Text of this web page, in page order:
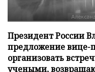
Президент России
предложение вице-
организовать
учеными,